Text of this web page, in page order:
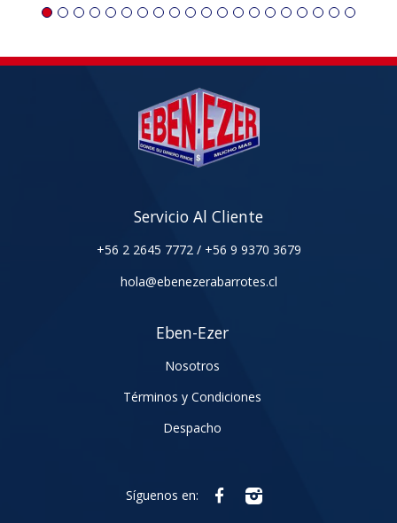
Servicio Al Cliente
+56 2 2645 7772 / +56 9 9370 3679
hola@ebenezerabarrotes.cl
Eben-Ezer
Nosotros
Términos y Condiciones
Despacho
Síguenos en: